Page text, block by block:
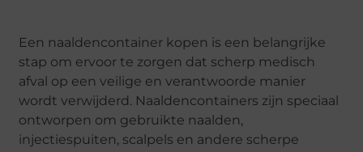
Een naaldencontainer kopen is een belangrijke
stap om ervoor te zorgen dat scherp medisch
afval op een veilige en verantwoorde manier
wordt verwijderd. Naaldencontainers zijn speciaal
ontworpen om gebruikte naalden,
injectiespuiten, scalpels en andere scherpe